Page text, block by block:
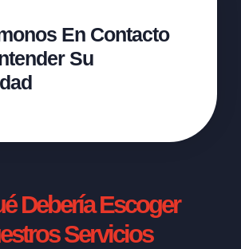
En Contacto
Su
Debería Escoger
Servicios